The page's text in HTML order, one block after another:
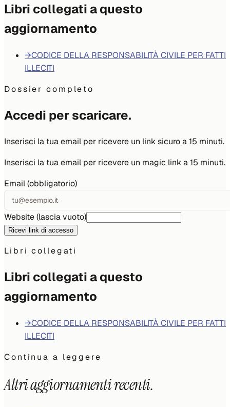
Libri collegati a questo
aggiornamento
→CODICE DELLA RESPONSABILITÀ CIVILE PER FATTI
ILLECITI
Dossier completo
Accedi per scaricare.
Inserisci la tua email per ricevere un link sicuro a 15 minuti.
Inserisci la tua email per ricevere un magic link a 15 minuti.
Email (obbligatorio)
Website (lascia vuoto)
Ricevi link di accesso
Libri collegati
Libri collegati a questo
aggiornamento
→CODICE DELLA RESPONSABILITÀ CIVILE PER FATTI
ILLECITI
Continua a leggere
Altri aggiornamenti recenti.